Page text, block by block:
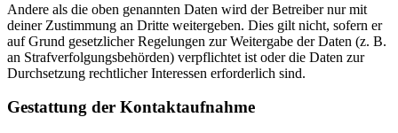
Andere als die oben genannten Daten wird der Betreiber nur mit
deiner Zustimmung an Dritte weitergeben. Dies gilt nicht, sofern er
auf Grund gesetzlicher Regelungen zur Weitergabe der Daten (z. B.
an Strafverfolgungsbehörden) verpflichtet ist oder die Daten zur
Durchsetzung rechtlicher Interessen erforderlich sind.
Gestattung der Kontaktaufnahme